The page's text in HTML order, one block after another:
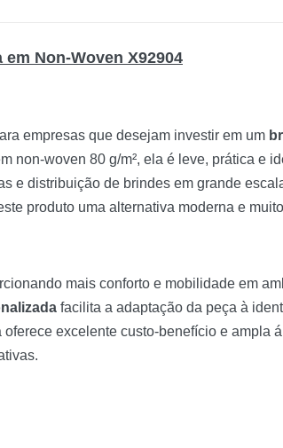
Non-Woven X92904
empresas que desejam investir em um
woven 80 g/m², ela é leve, prática e
e distribuição de brindes em grande
produto uma alternativa moderna e
mais conforto e mobilidade em
facilita a adaptação da peça à
excelente custo-benefício e ampla